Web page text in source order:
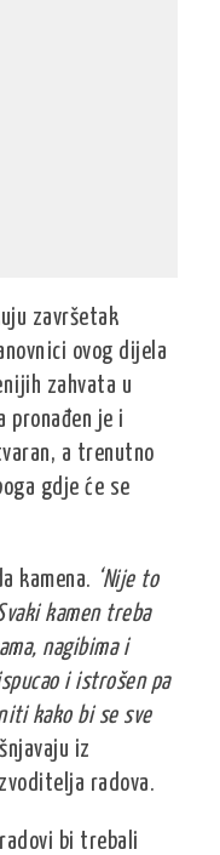
završetak
ovog dijela
zahvata u
pronađen je i
a trenutno
gdje će se
kamena. ‘Nije to
kamen treba
nagibima i
i istrošen pa
kako bi se sve
iz
radova.
bi trebali